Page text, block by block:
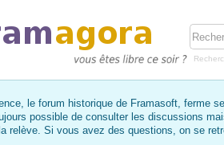
le forum historique de Framasoft, ferme
possible de consulter les discussions
relève. Si vous avez des questions, on se